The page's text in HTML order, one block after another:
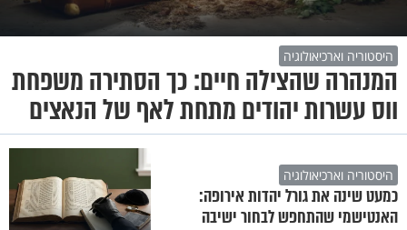
היסטוריה וארכיאולוגיה
המנהרה שהצילה חיים: כך הסתירה משפחת
ווס עשרות יהודים מתחת לאף של הנאצים
היסטוריה וארכיאולוגיה
כמעט שינה את גורל יהדות אירופה:
האנטישמי שהתחפש לבחור ישיבה